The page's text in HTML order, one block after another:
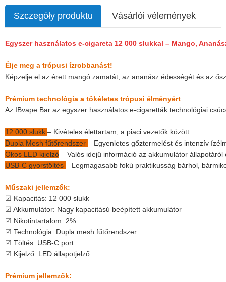
Szczegóły produktu Vásárlói vélemények
Egyszer használatos e-cigareta 12 000 slukkal – Mango,
Élje meg a trópusi ízrobbanást!
Képzelje el az érett mangó zamatát, az ananász édességét és az
Prémium technológia a tökéletes trópusi élményért
Az IBvape Bar az egyszer használatos e-cigaretták technológiai
12 000 slukk – Kivételes élettartam, a piaci vezetők között
Dupla Mesh fűtőrendszer – Egyenletes gőztermelést és intenzív
Okos LED kijelző – Valós idejű információ az akkumulátor állapotáról
USB-C gyorstöltés – Legmagasabb fokú praktikusság bárhol,
Műszaki jellemzők:
☑ Kapacitás: 12 000 slukk
☑ Akkumulátor: Nagy kapacitású beépített akkumulátor
☑ Nikotintartalom: 2%
☑ Technológia: Dupla mesh fűtőrendszer
☑ Töltés: USB-C port
☑ Kijelző: LED állapotjelző
Prémium jellemzők: